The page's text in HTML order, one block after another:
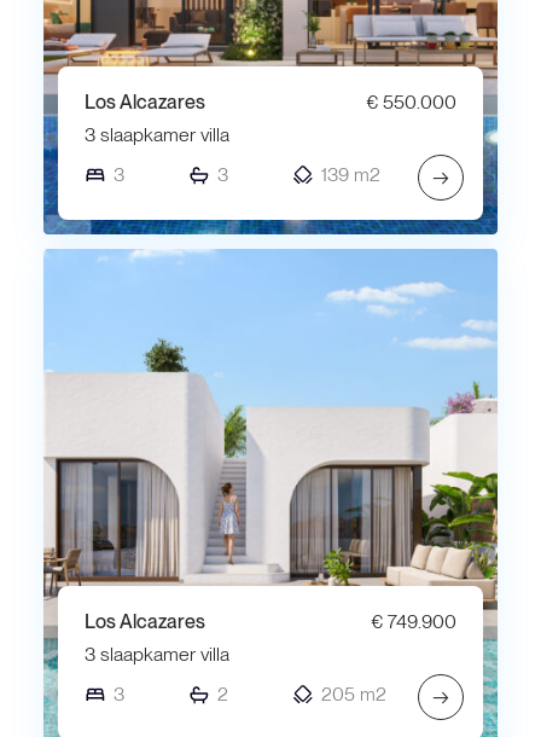
Los Alcazares
€ 550.000
3 slaapkamer villa
3
3 139 m2 →
Los Alcazares
€ 749.900
3 slaapkamer villa
3
2 205 m2 →